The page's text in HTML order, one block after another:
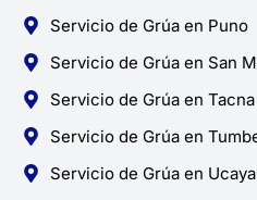
Servicio de Grúa en Puno
Servicio de Grúa en San
Servicio de Grúa en Tacna
Servicio de Grúa en
Servicio de Grúa en